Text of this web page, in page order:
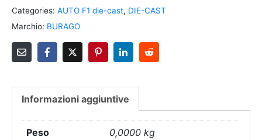
Categories: AUTO F1 die-cast, DIE-CAST
Marchio: BURAGO
Informazioni aggiuntive
Peso 0,0000 kg